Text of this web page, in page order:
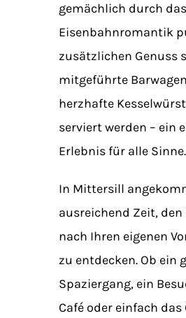
gemächlich durch
Eisenbahnromantik
zusätzlichen Genuss
mitgeführte
herzhafte
serviert werden – ein
Erlebnis für alle Sinne.
In Mittersill
ausreichend Zeit, den
nach Ihren eigenen
zu entdecken. Ob ein
Spaziergang, ein
Café oder einfach das